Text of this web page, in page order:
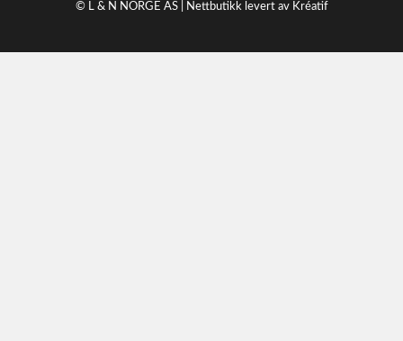
© L & N NORGE AS | Nettbutikk levert av Kréatif